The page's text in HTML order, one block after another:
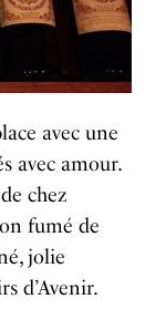
avec une
avec amour.
chez
fumé de
jolie
d’Avenir.